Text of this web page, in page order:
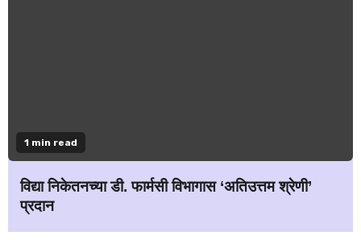
1 min read
विद्या निकेतनच्या डी. फार्मसी विभागास ‘अतिउत्तम श्रेणी’
प्रदान